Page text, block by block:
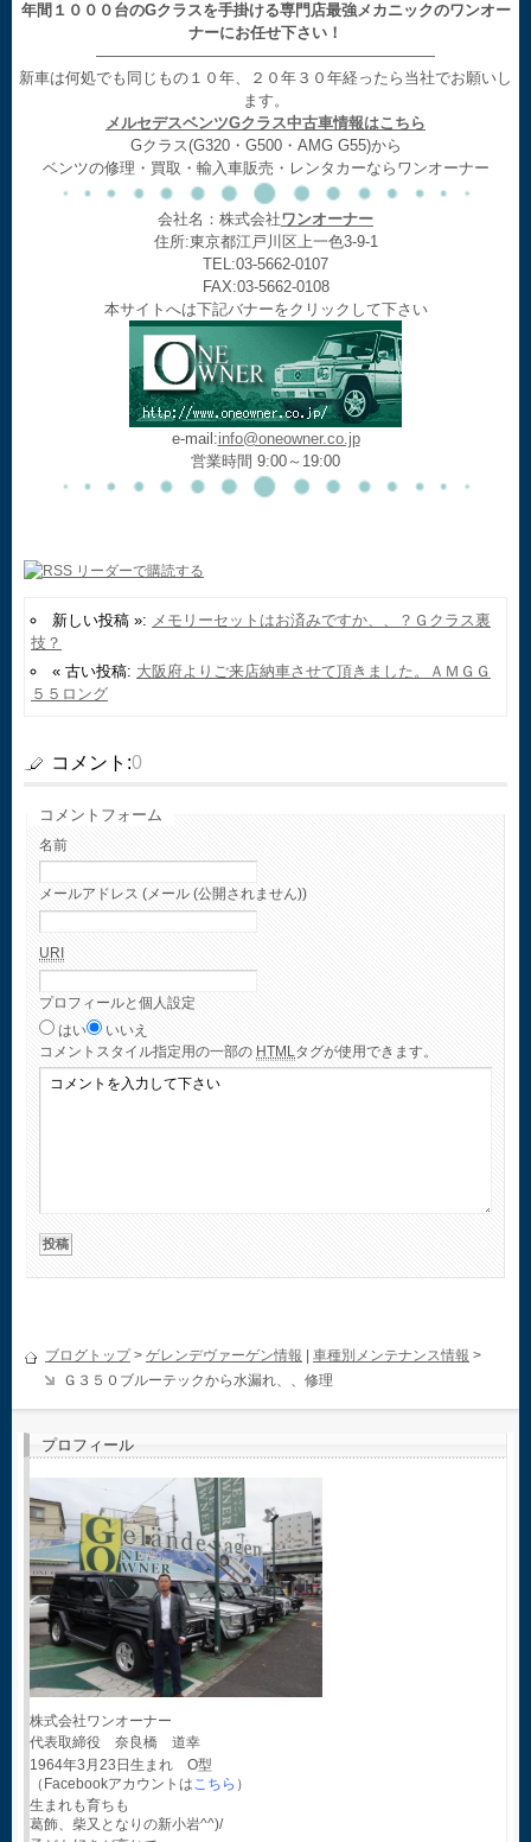
年間１０００台のGクラスを手掛ける専門店最強メカニックのワンオー
ナーにお任せ下さい！
——————————————————————
新車は何処でも同じもの１０年、２０年３０年経ったら当社でお願いし
ます。
メルセデスベンツGクラス中古車情報はこちら
Gクラス(G320・G500・AMG G55)から
ベンツの修理・買取・輸入車販売・レンタカーならワンオーナー
会社名：株式会社ワンオーナー
住所:東京都江戸川区上一色3-9-1
TEL:03-5662-0107
FAX:03-5662-0108
本サイトへは下記バナーをクリックして下さい
e-mail:info@oneowner.co.jp
営業時間 9:00～19:00
新しい投稿 »: メモリーセットはお済みですか、、？Ｇクラス裏
技？
« 古い投稿: 大阪府よりご来店納車させて頂きました。ＡＭＧＧ
５５ロング
コメント:0
コメントフォーム
名前
メールアドレス (メール (公開されません))
URI
プロフィールと個人設定
はい
いいえ
コメント スタイル指定用の一部の HTML タグが使用できます。
ブログトップ> ゲレンデヴァーゲン情報 | 車種別メンテナンス情報 >
Ｇ３５０ブルーテックから水漏れ、、修理
プロフィール
株式会社ワンオーナー
代表取締役 奈良橋 道幸
1964年3月23日生まれ O型
（Facebookアカウントは こちら ）
生まれも育ちも
葛飾、柴又となりの新小岩^^)/